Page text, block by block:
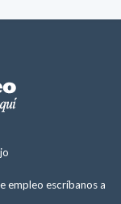
empleo escríbanos a